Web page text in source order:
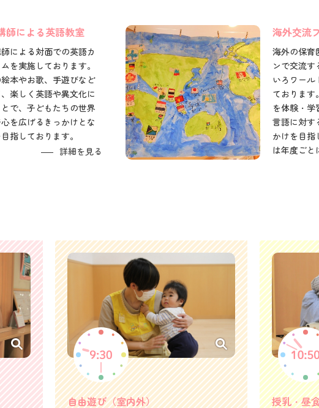
師による英語教室
による対面での英語カ
を実施しております。
本やお歌、手遊びなど
楽しく英語や異文化に
で、子どもたちの世界
を広げるきっかけとな
指しております。
詳細を見る
海外交流
海外の保育
ンで交流す
いろワール
ております
を体験・学
言語に対す
かけを目
は年度ごと
自由遊び（室内外） 授乳・昼